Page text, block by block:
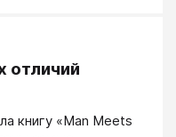
отличий
книгу «Man Meets